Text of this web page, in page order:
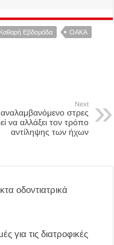
Καθαρή Εβδομάδα ΟΑΚΑ
Next
στρες
να αλλάξει τον τρόπο
αντίληψης των ήχων
οδοντιατρικά
για τις διατροφικές